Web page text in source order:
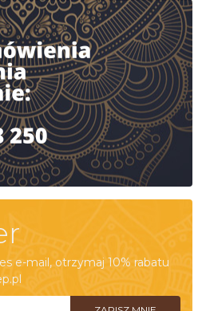
e-mail, otrzymaj 10% rabatu